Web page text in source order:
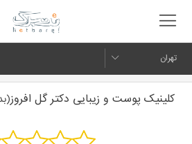
تهران
کلینیک پوست و زیبایی دکتر گل افروز